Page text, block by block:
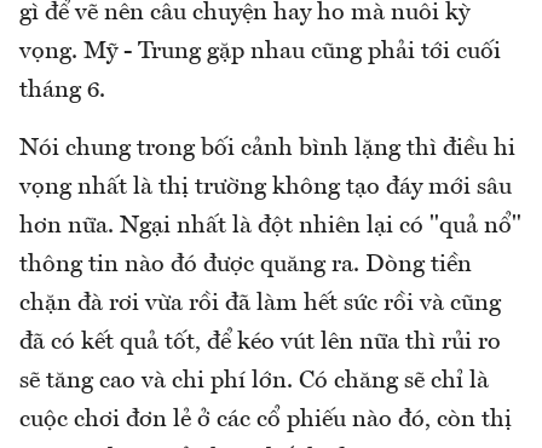
gì để vẽ nên câu chuyện hay ho mà nuôi kỳ
vọng. Mỹ - Trung gặp nhau cũng phải tới cuối
tháng 6.
Nói chung trong bối cảnh bình lặng thì điều hi
vọng nhất là thị trường không tạo đáy mới sâu
hơn nữa. Ngại nhất là đột nhiên lại có "quả nổ"
thông tin nào đó được quăng ra. Dòng tiền
chặn đà rơi vừa rồi đã làm hết sức rồi và cũng
đã có kết quả tốt, để kéo vút lên nữa thì rủi ro
sẽ tăng cao và chi phí lớn. Có chăng sẽ chỉ là
cuộc chơi đơn lẻ ở các cổ phiếu nào đó, còn thị